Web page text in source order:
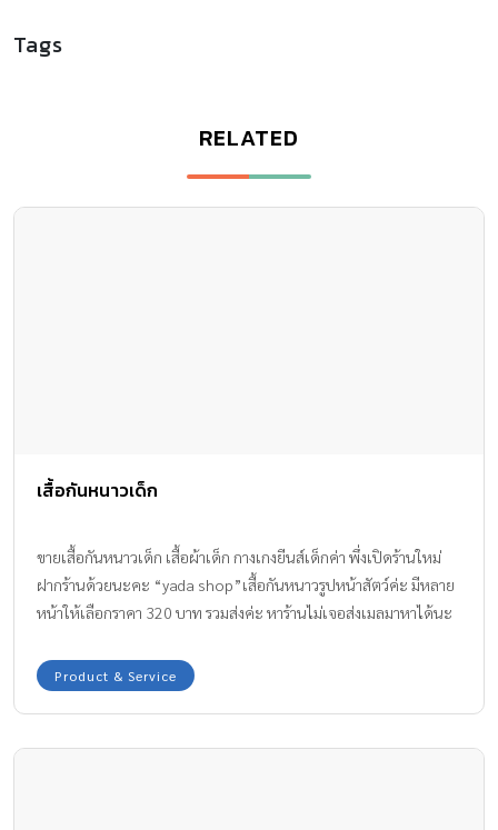
Tags
RELATED
เสื้อกันหนาวเด็ก
ขายเสื้อกันหนาวเด็ก เสื้อผ้าเด็ก กางเกงยีนส์เด็กค่า พึ่งเปิดร้านใหม่
ฝากร้านด้วยนะคะ “yada shop”เสื้อกันหนาวรูปหน้าสัตว์ค่ะ มีหลาย
หน้าให้เลือกราคา 320 บาท รวมส่งค่ะ หาร้านไม่เจอส่งเมลมาหาได้นะ
Product & Service